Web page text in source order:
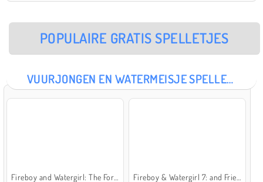
POPULAIRE GRATIS SPELLETJES
VUURJONGEN EN WATERMEISJE SPELLETJES